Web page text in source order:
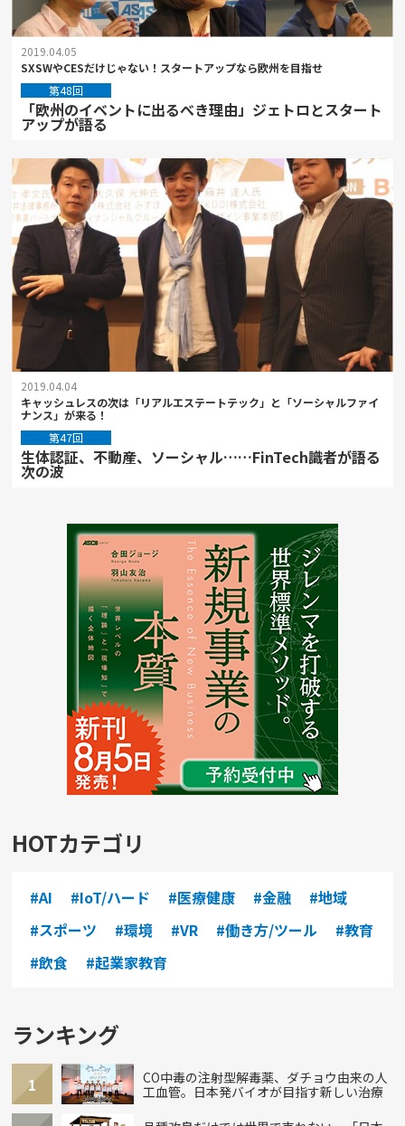
2019.04.05
SXSWやCESだけじゃない！スタートアップなら欧州を目指せ
第48回
「欧州のイベントに出るべき理由」ジェトロとスタート
アップが語る
2019.04.04
キャッシュレスの次は「リアルエステートテック」と「ソーシャルファイ
ナンス」が来る！
第47回
生体認証、不動産、ソーシャル……FinTech識者が語る
次の波
HOTカテゴリ
#AI #IoT/ハード #医療健康 #金融
#地域
#スポーツ
#環境 #VR #働き方/ツール
#教育
#飲食
#起業家教育
ランキング
1
CO中毒の注射型解毒薬、ダチョウ由来の人
工血管。日本発バイオが目指す新しい治療